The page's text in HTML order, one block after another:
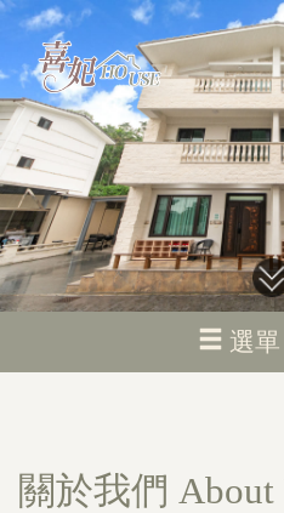
選
關於我們 About